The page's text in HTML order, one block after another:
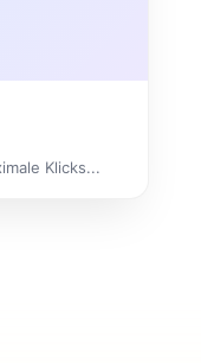
Klicks...